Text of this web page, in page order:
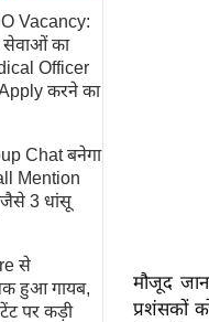
Vacancy:
सेवाओं का
Officer
करने का
Chat बनेगा
Mention
3 धांसू
से
हुआ गायब,
पर कड़ी
मौजूद
प्रशंसकों